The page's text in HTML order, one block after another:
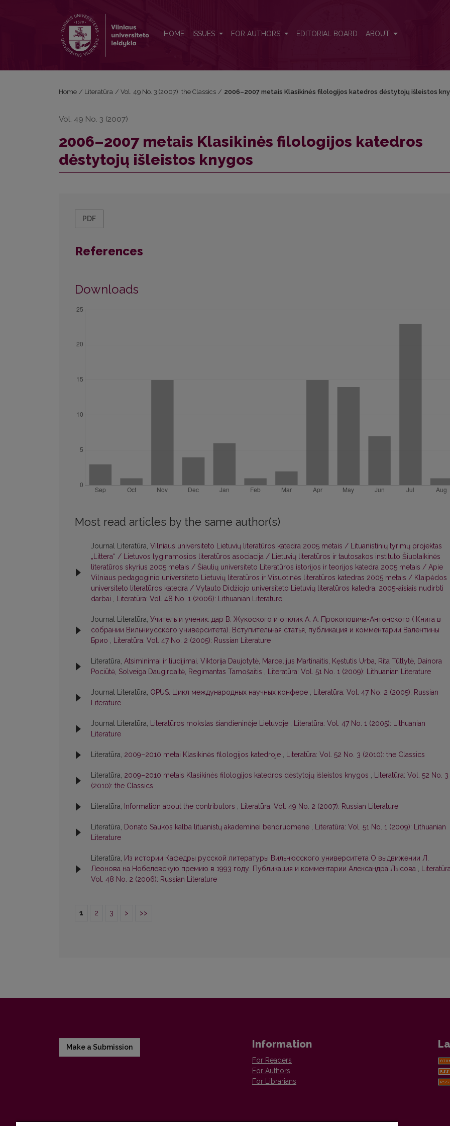
HOME ISSUES FOR AUTHORS EDITORIAL BOARD ABOUT
Home / Literatūra / Vol. 49 No. 3 (2007): the Classics / 2006–2007 metais Klasikinės filologijos katedros dėstytojų išleistos
Vol. 49 No. 3 (2007)
2006–2007 metais Klasikinės filologijos katedros
dėstytojų išleistos knygos
PDF
References
Downloads
Most read articles by the same author(s)
Journal Literatūra, Vilniaus universiteto Lietuvių literatūros katedra 2005 metais / Lituanistinių tyrimų projektas
„Littera“ / Lietuvos lyginamosios literatūros asociacija / Lietuvių literatūros ir tautosakos instituto Šiuolaikinės
literatūros skyrius 2005 metais / Šiaulių universiteto Literatūros istorijos ir teorijos katedra 2005 metais / Apie
Vilniaus pedagoginio universiteto Lietuvių literatūros ir Visuotinės literatūros katedras 2005 metais / Klaipėdos
universiteto literatūros katedra / Vytauto Didžiojo universiteto Lietuvių literatūros katedra. 2005-aisiais nudirbti
darbai , Literatūra: Vol. 48 No. 1 (2006): Lithuanian Literature
Journal Literatūra, Учитель и ученик: дар В. Жукоского и отклик А. А. Прокоповича-Антонского ( Книга в
собрании Вильниусского университета). Вступительная статья, публикация и комментарии Валентины
Брио , Literatūra: Vol. 47 No. 2 (2005): Russian Literature
Literatūra, Atsiminimai ir liudijimai. Viktorija Daujotytė, Marcelijus Martinaitis, Kęstutis Urba, Rita Tūtlytė, Dainora
Pociūtė, Solveiga Daugirdaitė, Regimantas Tamošaitis , Literatūra: Vol. 51 No. 1 (2009): Lithuanian Literature
Journal Literatūra, OPUS. Цикл международных научных конфере , Literatūra: Vol. 47 No. 2 (2005): Russian
Literature
Journal Literatūra, Literatūros mokslas šiandieninėje Lietuvoje , Literatūra: Vol. 47 No. 1 (2005): Lithuanian
Literature
Literatūra, 2009–2010 metai Klasikinės filologijos katedroje , Literatūra: Vol. 52 No. 3 (2010): the Classics
Literatūra, 2009–2010 metais Klasikinės filologijos katedros dėstytojų išleistos knygos , Literatūra: Vol. 52 No. 3
(2010): the Classics
Literatūra, Information about the contributors , Literatūra: Vol. 49 No. 2 (2007): Russian Literature
Literatūra, Donato Saukos kalba lituanistų akademinei bendruomene , Literatūra: Vol. 51 No. 1 (2009): Lithuanian
Literature
Literatūra, Из истории Кафедры русской литературы Вильнюсского университета О выдвижении Л.
Леонова на Нобелевскую премию в 1993 году. Публикация и комментарии Александра Лысова ,
Vol. 48 No. 2 (2006): Russian Literature
1 2 3 > >>
Make a Submission Information
For Readers
For Authors
For Librarians